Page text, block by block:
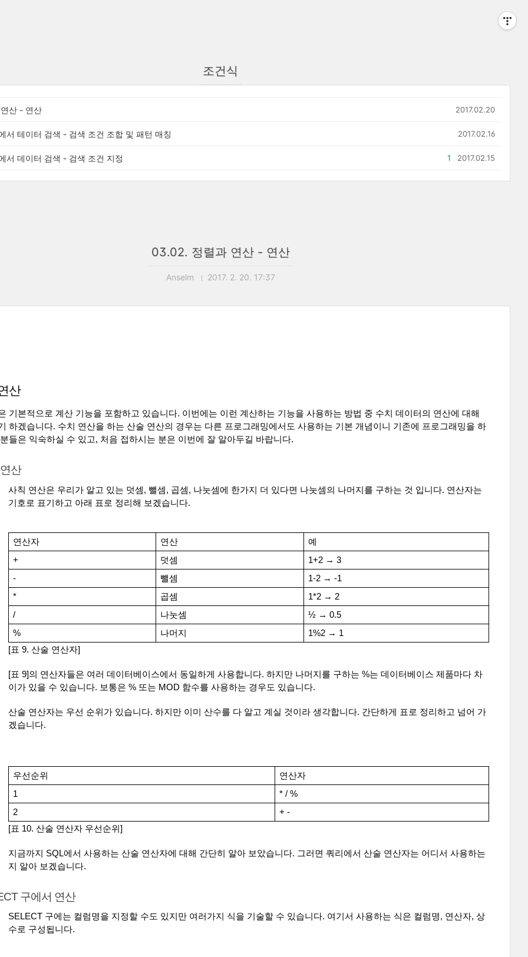
조건식
산 - 연산 2017.02.20
서 테이터 검색 - 검색 조건 조합 및 패턴 매칭 2017.02.16
서 데이터 검색 - 검색 조건 지정 2017.02.15
1
03.02. 정렬과 연산 - 연산
Anselm 2017. 2. 20. 17:37
산
기본적으로 계산 기능을 포함하고 있습니다. 이번에는 이런 계산하는 기능을 사용하는 방법 중 수치 데이터의 연산에 대해
하겠습니다. 수치 연산을 하는 산술 연산의 경우는 다른 프로그래밍에서도 사용하는 기본 개념이니 기존에 프로그래밍을 하
들은 익숙하실 수 있고, 처음 접하시는 분은 이번에 잘 알아두길 바랍니다.
산
사칙 연산은 우리가 알고 있는 덧셈, 뺄셈, 곱셈, 나눗셈에 한가지 더 있다면 나눗셈의 나머지를 구하는 것 입니다. 연산자는
기호로 표기하고 아래 표로 정리해 보겠습니다.
연산자 연산
예
+
덧셈
1+2 → 3
-
뺄셈
1-2 → -1
*
곱셈
1*2 → 2
/
나눗셈
½ → 0.5
%
나머지
1%2 → 1
[표 9. 산술 연산자]
[표 9]의 연산자들은 여러 데이터베이스에서 동일하게 사용합니다. 하지만 나머지를 구하는 %는 데이터베이스 제품마다 차
이가 있을 수 있습니다. 보통은 % 또는 MOD 함수를 사용하는 경우도 있습니다.
산술 연산자는 우선 순위가 있습니다. 하지만 이미 산수를 다 알고 계실 것이라 생각합니다. 간단하게 표로 정리하고 넘어 가
겠습니다.
우선순위
연산자
1
* / %
2
+ -
[표 10. 산술 연산자 우선순위]
지금까지 SQL에서 사용하는 산술 연산자에 대해 간단히 알아 보았습니다. 그러면 쿼리에서 산술 연산자는 어디서 사용하는
지 알아 보겠습니다.
구에서 연산
SELECT 구에는 컬럼명을 지정할 수도 있지만 여러가지 식을 기술할 수 있습니다. 여기서 사용하는 식은 컬럼명, 연산자, 상
수로 구성됩니다.